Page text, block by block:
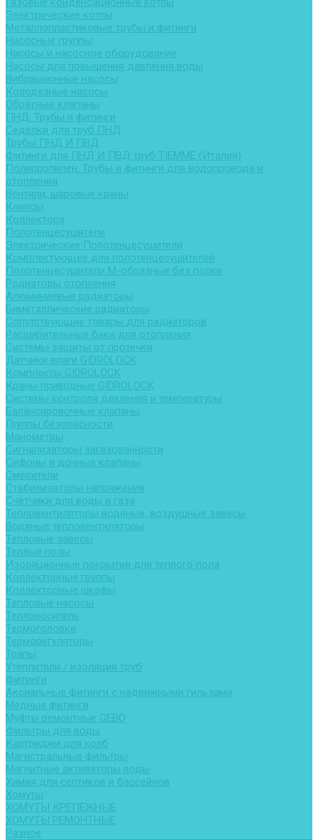
Электрические котлы
Металлопластиковые трубы и фитинги
Насосные группы
Насосы и насосное оборудование
Насосы для повышения давления воды
Вибрационные насосы
Колодезные насосы
Обратные клапаны
ПНД. Трубы и фитинги
Седелки для труб ПНД
Трубы ПНД И ПВД
Фитинги для ПНД И ПВД труб TIEMME (Италия)
Полипропилен. Трубы и фитинги для водопровода и
отопления
Вентили, шаровые краны
Клипсы
Коллектора
Полотенцесушители
Электрические Полотенцесушители
Комплектующее для полотенцесушителей
Полотенцесушители М-образные без полки
Радиаторы отопления
Алюминиевые радиаторы
Биметаллические радиаторы
Сопутствующие товары для радиаторов
Расширительные баки для отопления
Системы защиты от протечки
Датчики влаги GIDROLOCK
Комплекты GIDROLOCK
Краны приводные GIDROLOCK
Системы контроля давления и температуры
Балансировочные клапаны
Группы безопасности
Манометры
Сигнализаторы загазованности
Сифоны и донные клапаны
Смесители
Стабилизаторы напряжения
Счетчики для воды и газа
Тепловентиляторы водяные, воздушные завесы
Водяные тепловентиляторы
Тепловые завесы
Теплые полы
Изоляционные покрытия для теплого пола
Коллекторные группы
Коллекторные шкафы
Тепловые насосы
Теплоноситель
Термоголовки
Терморегуляторы
Трапы
Утеплители / изоляция труб
Фитинги
Аксиальные фитинги с надвижными гильзами
Медные фитинги
Муфты ремонтные GEBO
Фильтры для воды
Картриджи для колб
Магистральные фильтры
Магнитные активаторы воды
Химия для септиков и бассейнов
Хомуты
ХОМУТЫ КРЕПЕЖНЫЕ
ХОМУТЫ РЕМОНТНЫЕ
Разное